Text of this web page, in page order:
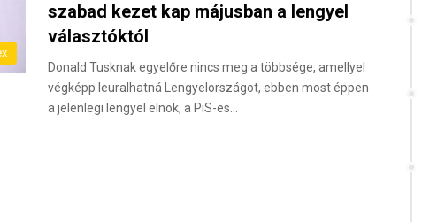
szabad kezet kap májusban a lengyel
választóktól
Donald Tusknak egyelőre nincs meg a többsége, amellyel
végképp leuralhatná Lengyelországot, ebben most éppen
a jelenlegi lengyel elnök, a PiS-es…